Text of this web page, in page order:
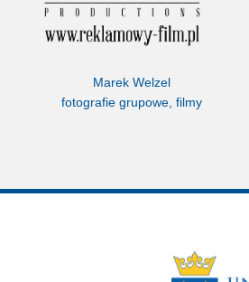
Marek Welzel
fotografie grupowe, filmy